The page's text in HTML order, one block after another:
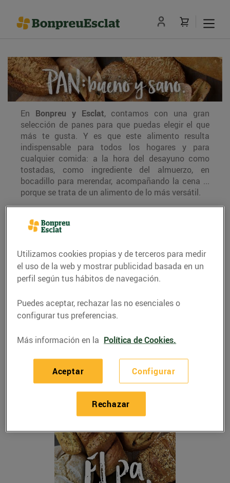
En Bonpreu y Esclat, contamos con una gran
selección de panes para que puedas elegir el que
más te gusta. Y es que este alimento resulta
indispensable para todos los hogares y para
cualquier comida: a la hora del desayuno como
tostadas, como ingrediente del almuerzo, en
bocadillo para merendar, acompañando la cena ...
porque se trata de un alimento de lo más versátil.
Además, son muchos los beneficios que el
aporta a nuestro organismo; es fuente de
o la fibra, a la vez que su contenido en grasa
resulta muy bajo. De tal modo que el pan se
convierte en un alimento muy saludable para toda
la familia que no puede faltar nunca en la mesa, y
por eso queremos que descubras todos los panes
que podrás encontrar en nuestros
establecimientos.
El pannos alimenta y nos da vida. De este
producto tan completo y nutritivo, tenemos para
todos los gustos y para cada día. ¡Que no falte en
tu mesa!
Utilizamos cookies propias y de terceros para medir
el uso de la web y mostrar publicidad basada en un
perfil según tus hábitos de navegación.
Puedes aceptar, rechazar las no esenciales o
configurar tus preferencias.
Más información en la Política de Cookies.
Configurar
Rechazar
Aceptar